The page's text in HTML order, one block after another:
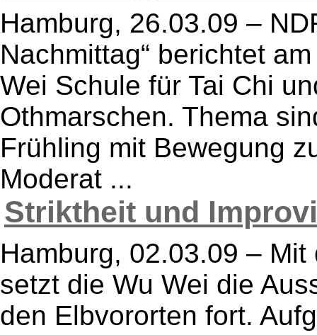
Hamburg, 26.03.09 –
Nachmittag“ berichtet
Wei Schule für Tai Chi
Othmarschen. Thema
Frühling mit Bewegung
Moderat ...
Striktheit und
Hamburg, 02.03.09 –
setzt die Wu Wei die
den Elbvororten fort.